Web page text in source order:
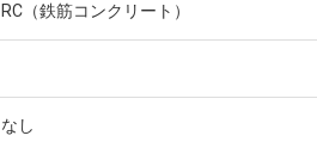
RC（鉄筋コンクリート）
なし